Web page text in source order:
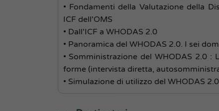
• Fondamenti della Valutazione della
ICF dell'OMS
• Dall'ICF a WHODAS 2.0
• Panoramica del WHODAS 2.0. I sei
• Somministrazione del WHODAS 2.0 :
forme (intervista diretta,
• Simulazione di utilizzo del WHODAS